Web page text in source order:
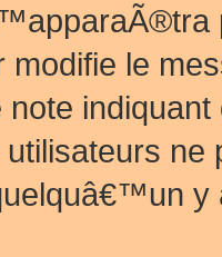
modifie le
note
y